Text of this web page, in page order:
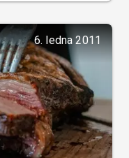
6. ledna 2011